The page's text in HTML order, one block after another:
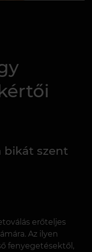
bikát szent
erőteljes
Az ilyen
fenyegetésektől,